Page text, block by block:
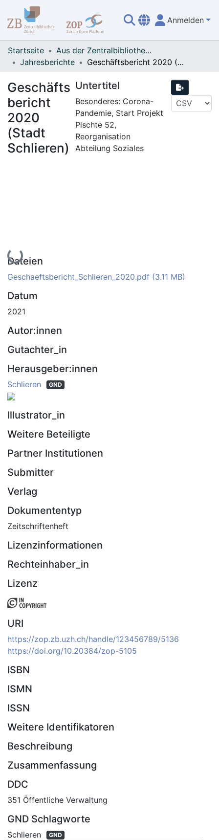
Anmelden
Übersicht
Startseite
Aus der Zentralbibliothek Zürich
Jahresberichte
Geschäftsbericht 2020 (Stadt Schlieren)
Geschäfts
bericht
2020
(Stadt
Schlieren)
Untertitel
Besonderes: Corona-
Pandemie, Start Projekt
Pischte 52,
Reorganisation
Abteilung Soziales
Lade...
Dateien
Geschaeftsbericht_Schlieren_2020.pdf (3.11 MB)
Datum
2021
Autor:innen
Gutachter_in
Herausgeber:innen
Schlieren GND
Illustrator_in
Weitere Beteiligte
Partner Institutionen
Submitter
Verlag
Dokumententyp
Zeitschriftenheft
Lizenzinformationen
Rechteinhaber_in
Lizenz
URI
https://zop.zb.uzh.ch/handle/123456789/5136
https://doi.org/10.20384/zop-5105
ISBN
ISMN
ISSN
Weitere Identifikatoren
Beschreibung
Zusammenfassung
DDC
351 Öffentliche Verwaltung
GND Schlagworte
Schlieren GND